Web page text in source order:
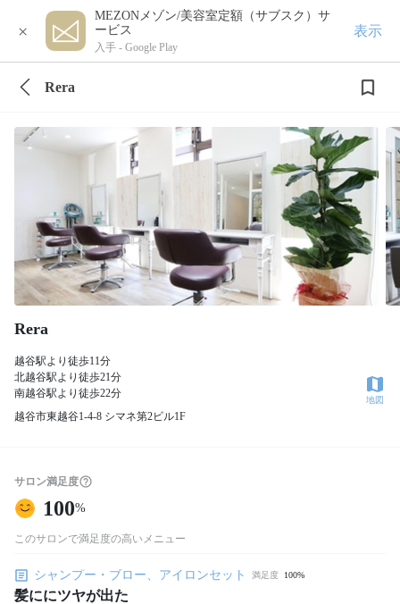
×
MEZONメゾン/美容室定額（サブスク）サ
ービス
入手 - Google Play
表示
Rera
Rera
越谷駅より徒歩11分
北越谷駅より徒歩21分
南越谷駅より徒歩22分
越谷市東越谷1‐4‐8 シマネ第2ビル1F
地図
サロン満足度
100%
このサロンで満足度の高いメニュー
シャンプー・ブロー、アイロンセット 満足度 100%
髪ににツヤが出た